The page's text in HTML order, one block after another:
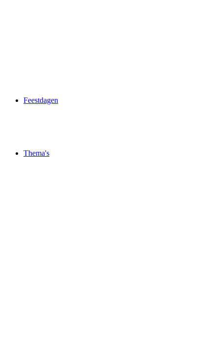
Feestdagen
Thema's